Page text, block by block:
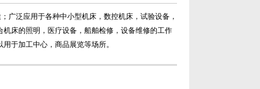
广泛应用于各种中小型机床，数控机床，试验设备，
机床的照明，医疗设备，船舶检修，设备维修的工作
于加工中心，商品展览等场所。